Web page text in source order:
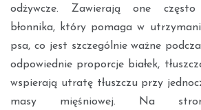
odżywcze. Zawierają one
błonnika, który pomaga w
psa, co jest szczególnie ważne
odpowiednie proporcje białek,
wspierają utratę tłuszczu przy
masy mięśniowej. Na